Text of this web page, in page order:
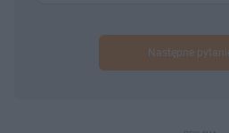
Następne